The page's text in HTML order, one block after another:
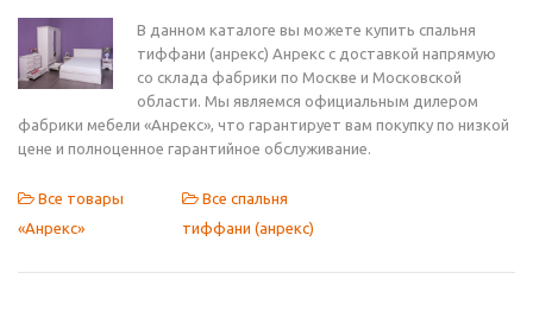
В данном каталоге вы можете купить спальня
тиффани (анрекс) Анрекс с доставкой напрямую
со склада фабрики по Москве и Московской
области. Мы являемся официальным дилером
фабрики мебели «Анрекс», что гарантирует вам покупку по низкой
цене и полноценное гарантийное обслуживание.
Все товары
«Анрекс»
Все спальня
тиффани (анрекс)